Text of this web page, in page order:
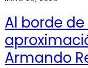
Al borde
Armando